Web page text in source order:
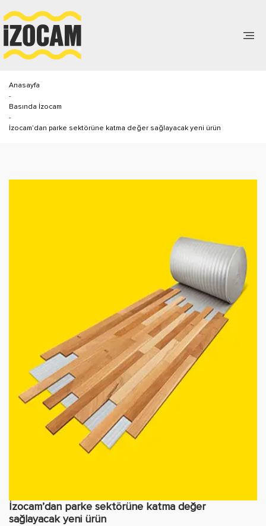
Anasayfa
-
Basında İzocam
-
İzocam’dan parke sektörüne katma değer sağlayacak yeni ürün
İzocam’dan parke sektörüne katma değer
sağlayacak yeni ürün